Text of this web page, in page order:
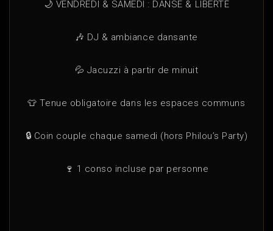
🌙 VENDREDI & SAMEDI : DANSE & LIBERTÉ
🎶 DJ & ambiance dansante
💦 Jacuzzi à partir de minuit
👕 Tenue obligatoire dans les espaces communs
🔒 Coin couple chaque samedi (hors Philou’s Party)
🍷 1 conso incluse par personne